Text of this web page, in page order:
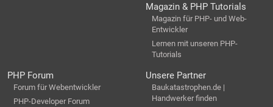
Magazin & PHP Tutorials
Magazin für PHP- und Web-
Entwickler
Lernen mit unseren PHP-
Tutorials
PHP Forum
Forum für Webentwickler
PHP-Developer Forum
Unsere Partner
Baukatastrophen.de |
Handwerker finden